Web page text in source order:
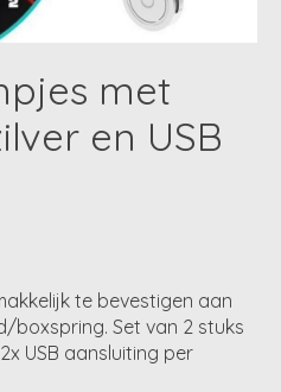
met
en USB
te bevestigen aan
boxspring. Set van 2 stuks
USB aansluiting per